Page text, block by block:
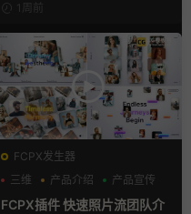
1周前
FCPX发生器
三维
产品介绍 产品宣传
FCPX插件 快速照片流团队介